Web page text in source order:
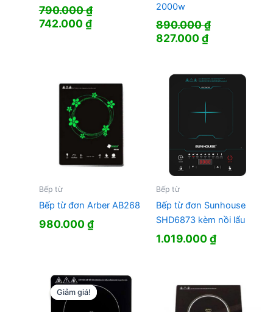
790.000₫
Giá
742.000₫Giá
2000w
890.000₫
Giá
890.000 ₫.
827.000₫Giá
là:
827.000 ₫.
Bếp từ
Bếp từ đơn Arber AB268
980.000₫
Bếp từ
Bếp từ đơn Sunhouse
SHD6873 kèm nồi lẩu
1.019.000₫
Giảm giá!
Giảm giá!